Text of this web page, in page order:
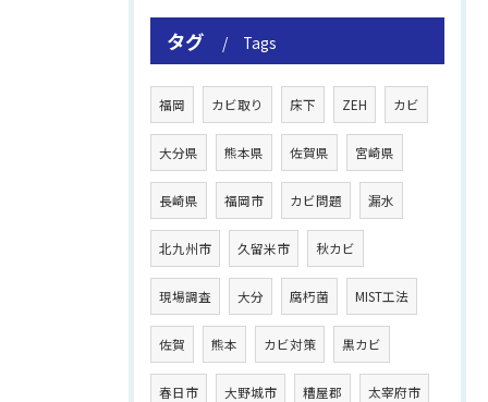
タグ Tags
福岡 カビ取り 床下 ZEH カビ
大分県 熊本県 佐賀県 宮崎県
長崎県 福岡市 カビ問題 漏水
北九州市 久留米市 秋カビ
現場調査 大分 腐朽菌 MIST工法
佐賀 熊本 カビ対策 黒カビ
春日市 大野城市 糟屋郡 太宰府市